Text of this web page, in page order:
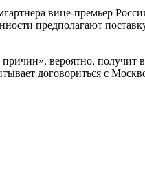
вице-премьер
предполагают
вероятно,
договориться с